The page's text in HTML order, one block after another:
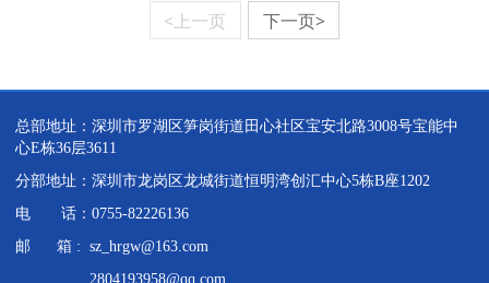
<上一页 下一页>
总部地址：深圳市罗湖区笋岗街道田心社区宝安北路3008号宝能中
心E栋36层3611
分部地址：深圳市龙岗区龙城街道恒明湾创汇中心5栋B座1202
电 话：0755-82226136
邮 箱 : sz_hrgw@163.com
2804193958@qq.com